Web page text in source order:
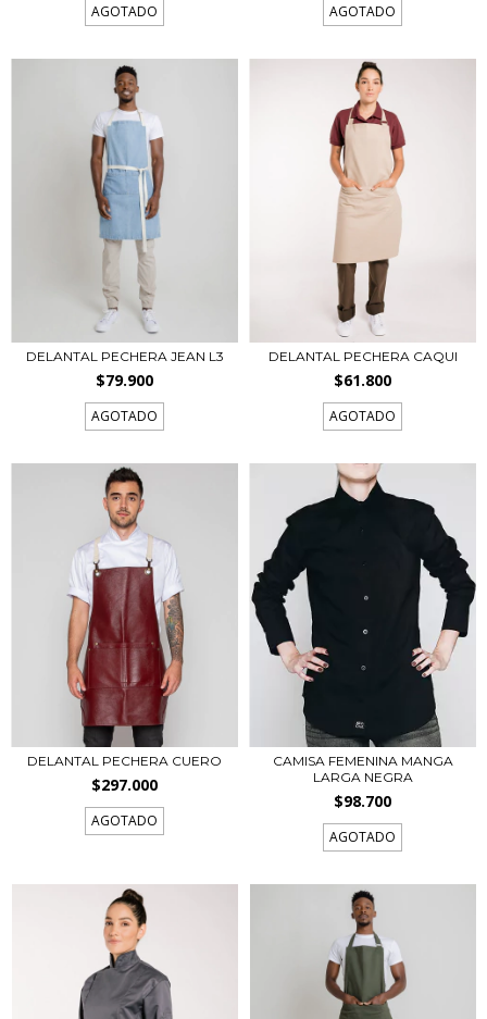
AGOTADO AGOTADO
DELANTAL PECHERA JEAN L3
$79.900
AGOTADO
DELANTAL PECHERA CAQUI
$61.800
AGOTADO
DELANTAL PECHERA CUERO
$297.000
AGOTADO
CAMISA FEMENINA MANGA
LARGA NEGRA
$98.700
AGOTADO